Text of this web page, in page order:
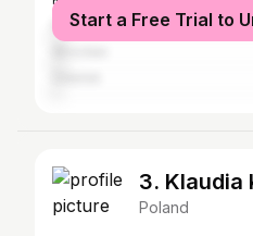
Poznań
Start a Free Trial to
3. Klaudia
Poland